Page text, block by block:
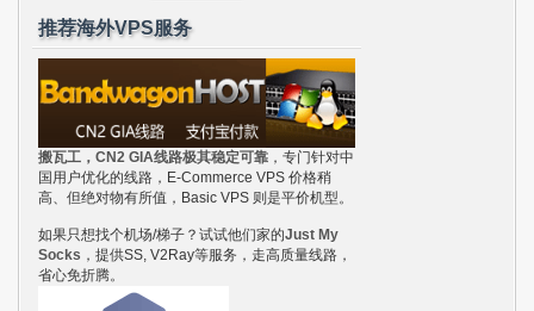
推荐海外VPS服务
搬瓦工，CN2 GIA线路极其稳定可靠 ，专门针对中
国用户优化的线路，E-Commerce VPS 价格稍
高、但绝对物有所值，Basic VPS 则是平价机型。
如果只想找个机场/梯子？试试他们家的Just My
Socks ，提供SS, V2Ray等服务，走高质量线路，
省心免折腾。